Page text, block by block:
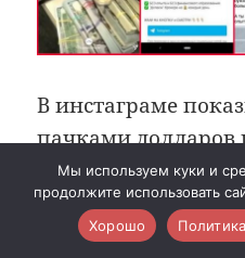
В инстаграме
пачками долларов
что-то подписаться.
Мы используем куки и
продолжите использовать
Хорошо